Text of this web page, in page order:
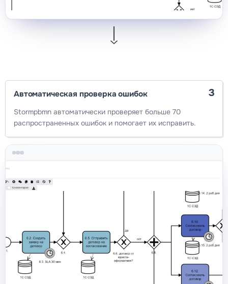
3
Автоматическая проверка ошибок
Stormpbmn автоматически проверяет больше 70
распространенных ошибок и помогает их исправить.